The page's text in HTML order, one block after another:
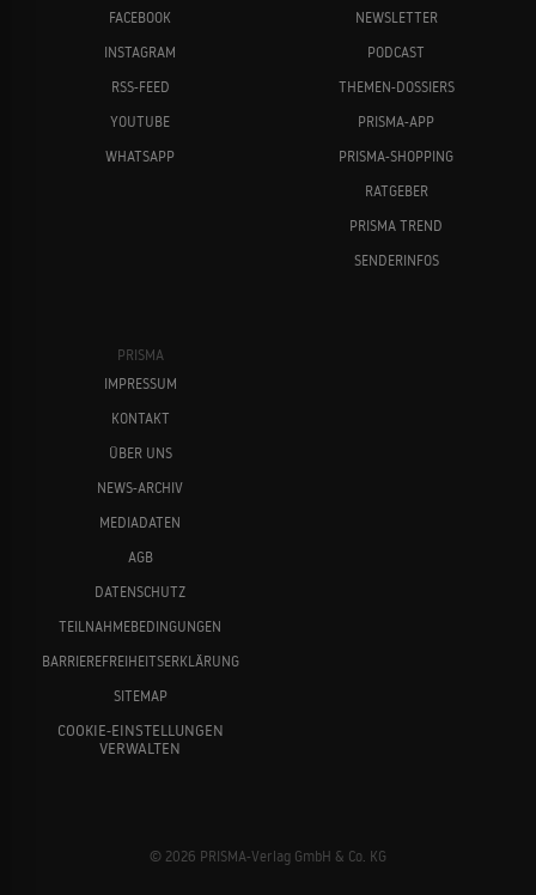
FACEBOOK
INSTAGRAM
RSS-FEED
YOUTUBE
WHATSAPP
NEWSLETTER
PODCAST
THEMEN-DOSSIERS
PRISMA-APP
PRISMA-SHOPPING
RATGEBER
PRISMA TREND
SENDERINFOS
PRISMA
IMPRESSUM
KONTAKT
ÜBER UNS
NEWS-ARCHIV
MEDIADATEN
AGB
DATENSCHUTZ
TEILNAHMEBEDINGUNGEN
BARRIEREFREIHEITSERKLÄRUNG
SITEMAP
COOKIE-EINSTELLUNGEN
VERWALTEN
© 2026 PRISMA-Verlag GmbH & Co. KG